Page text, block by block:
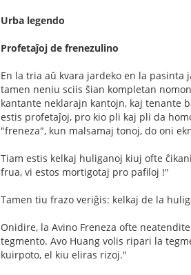
Urba legendo
Profetaĵoj de frenezulino
En la tria aŭ kvara jardeko en la
tamen neniu sciis ŝian kompletan
kantante neklarajn kantojn, kaj tenante
estis profetaĵoj, pro kio pli kaj pli da
"freneza", kun malsamaj tonoj, do oni
Tiam estis kelkaj huliganoj kiuj ofte
frua, vi estos mortigotaj pro pafiloj !"
Tamen tiu frazo veriĝis: kelkaj de la
Onidire, la Avino Freneza ofte
tegmento. Avo Huang volis ripari la
kuirpoto, el kiu eliras rizoj."